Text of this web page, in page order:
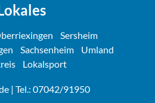
Sersheim
Sachsenheim
Umland
Lokalsport
| Tel.: 07042/91950